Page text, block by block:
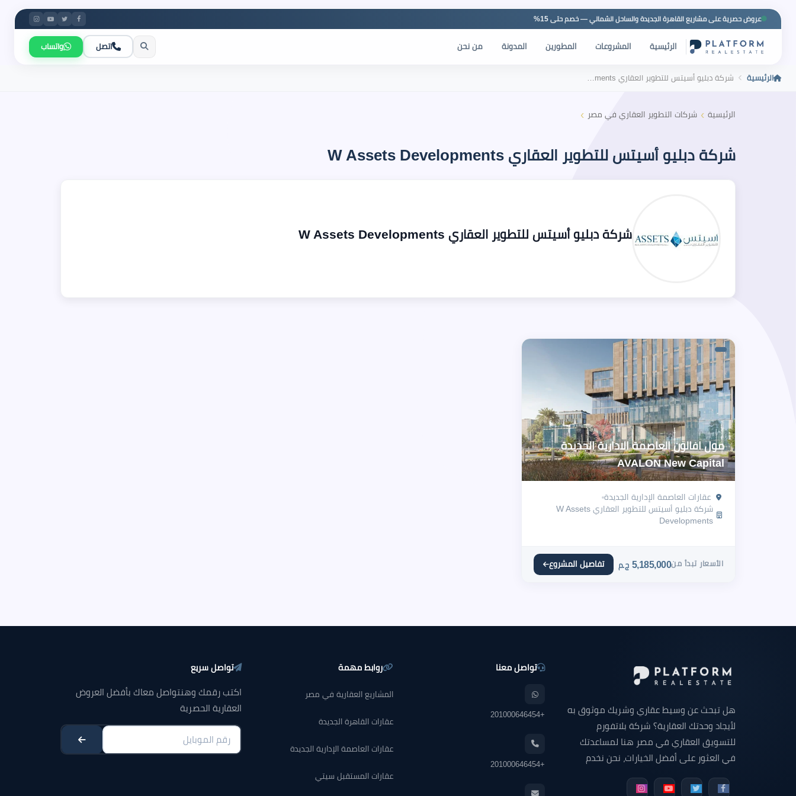
عروض حصرية على مشاريع القاهرة الجديدة والساحل الشمالي — خصم حتى 15%
الرئيسية المشروعات المطورين المدونة من نحن اتصل واتساب
الرئيسية شركة دبليو أسيتس للتطوير العقاري W Assets Developments
الرئيسية › شركات التطوير العقاري في مصر ›
شركة دبليو أسيتس للتطوير العقاري W Assets Developments
شركة دبليو أسيتس للتطوير العقاري W Assets Developments
مول افالون العاصمة الادارية الجديدة
AVALON New Capital
عقارات العاصمة الإدارية الجديدة
شركة دبليو أسيتس للتطوير العقاري W Assets
Developments
الأسعار تبدأ من5,185,000 ج.م تفاصيل المشروع
هل تبحث عن وسيط عقاري وشريك موثوق به
لأيجاد وحدتك العقارية؟ شركة بلاتفورم
للتسويق العقاري في مصر هنا لمساعدتك
في العثور على أفضل الخيارات، نحن نخدم
طريق مساعدتك في العثور على وحدتك التي
تواصل معنا
+201000646454
+201000646454
روابط مهمة
المشاريع العقارية في مصر
عقارات القاهرة الجديدة
عقارات العاصمة الإدارية الجديدة
عقارات المستقبل سيتي
تواصل سريع
اكتب رقمك وهنتواصل معاك بأفضل العروض
العقارية الحصرية